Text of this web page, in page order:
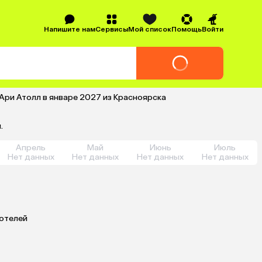
Напишите намСервисыМой списокПомощьВойти
Атолл в январе 2027 из Красноярска
Апрель
Нет данных
Май
Нет данных
Июнь
Нет данных
Июль
Нет данных